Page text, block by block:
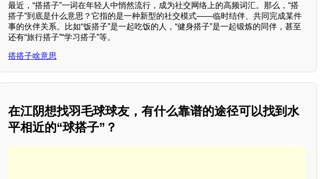
最近，“搭搭子”一词在年轻人中悄然流行，成为社交网络上的高频词汇。那么，“搭
搭子”到底是什么意思？它指的是一种新型的社交模式——临时结伴、共同完成某件
事的伙伴关系。比如“饭搭子”是一起吃饭的人，“健身搭子”是一起锻炼的同伴，甚至
还有“旅行搭子”“学习搭子”等。
搭搭子啥意思
在江阴想找羽毛球球友，有什么靠谱的途径可以找到水
平相近的“球搭子”？